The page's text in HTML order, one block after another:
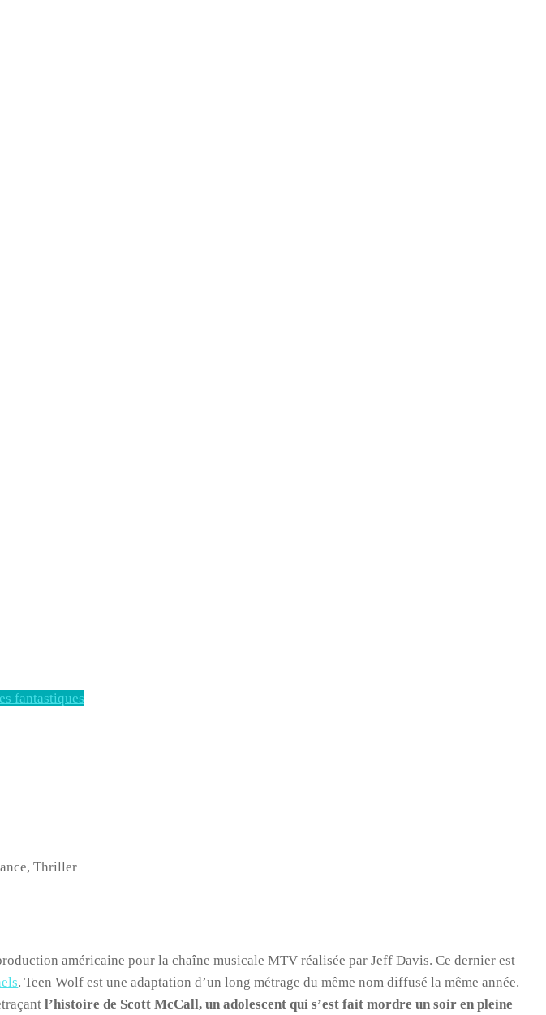
fantastiques
Thriller
américaine pour la chaîne musicale MTV réalisée par Jeff Davis. Ce dernier est
. Teen Wolf est une adaptation d’un long métrage du même nom diffusé la même année.
l’histoire de Scott McCall, un adolescent qui s’est fait mordre un soir en pleine